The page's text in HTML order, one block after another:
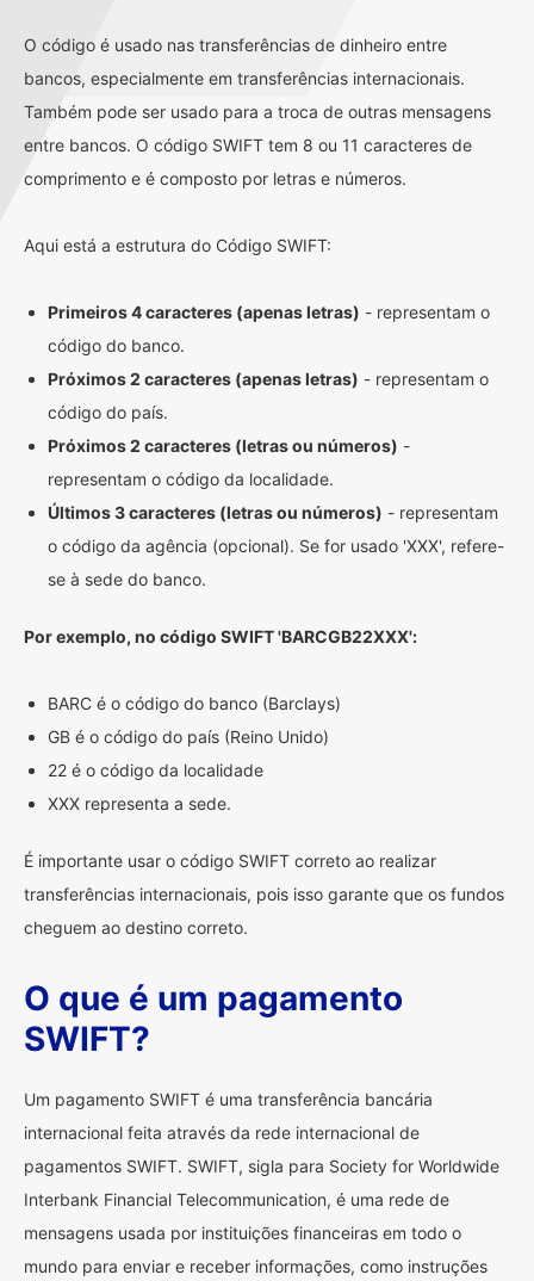
O código é usado nas transferências de dinheiro entre
bancos, especialmente em transferências internacionais.
Também pode ser usado para a troca de outras mensagens
entre bancos. O código SWIFT tem 8 ou 11 caracteres de
comprimento e é composto por letras e números.
Aqui está a estrutura do Código SWIFT:
Primeiros 4 caracteres (apenas letras) - representam o
código do banco.
Próximos 2 caracteres (apenas letras) - representam o
código do país.
Próximos 2 caracteres (letras ou números) -
representam o código da localidade.
Últimos 3 caracteres (letras ou números) - representam
o código da agência (opcional). Se for usado 'XXX', refere-
se à sede do banco.
Por exemplo, no código SWIFT 'BARCGB22XXX':
BARC é o código do banco (Barclays)
GB é o código do país (Reino Unido)
22 é o código da localidade
XXX representa a sede.
É importante usar o código SWIFT correto ao realizar
transferências internacionais, pois isso garante que os fundos
cheguem ao destino correto.
O que é um pagamento
SWIFT?
Um pagamento SWIFT é uma transferência bancária
internacional feita através da rede internacional de
pagamentos SWIFT. SWIFT, sigla para Society for Worldwide
Interbank Financial Telecommunication, é uma rede de
mensagens usada por instituições financeiras em todo o
mundo para enviar e receber informações, como instruções